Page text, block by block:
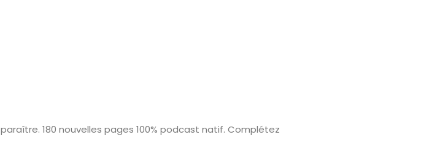
180 nouvelles pages 100% podcast natif. Complétez